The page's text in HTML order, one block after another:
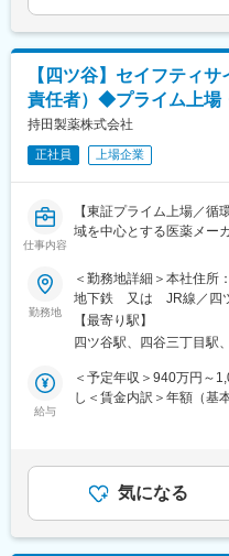
・個別症例等に起因する
・評価症例に関する当局
・CRO、コールセンター
渉・調整
・製品承継時における承
渉
・海外提携会社による
＜集積評価関連業務＞
・自社製品について、定
・集積情報に起因する措
・自社製品(海外提携品)
ュー。
・海外提携会社による
＜その他＞
・再審査に関する資料作
安全性情報部長1名(60代
業務委託(60代・70代)です
少数精鋭な組織ですので
金額であり、選考を通じ
は固定手当を含めた表記
【四ツ谷】セイフティ
責任者）◆プライム上場
持田製薬株式会社
正社員 上場企業
仕事内容
【東証プライム上場／
域を中心とする医薬メー
■業務概要：
セイフティサイエンティ
患、薬剤等）やリスク管
データをもとに科学的な
を立案、安全性活動につ
■業務内容：
評価を行う。
（3）社内関係者および
換を行うとともに、医学
勤務地
＜勤務地詳細＞本社住所
地下鉄 又は JR線／四ツ
の範囲：会社の定める場
【最寄り駅】
四ツ谷駅、四谷三丁目駅
給与
＜予定年収＞940万円～
し＜賃金内訳＞年額（基
じて上下する可能性があ
あり、選考を通じて上下
手当を含めた表記です。
気になる